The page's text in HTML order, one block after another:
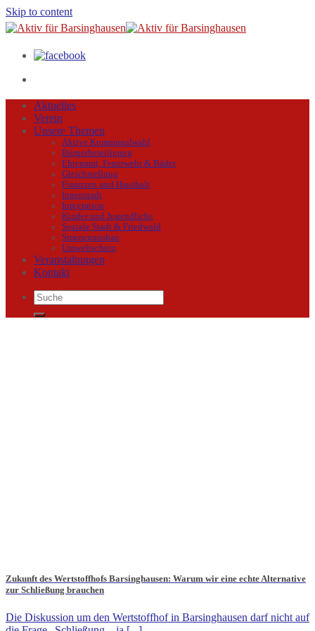
Skip to content
Aktuelles
Verein
Unsere Themen
Aktive Kommunalwahl
Bürgerbeteiligung
Ehrenamt, Feuerwehr & Bäder
Gleichstellung
Finanzen und Haushalt
Innenstadt
Integration
Kinder und Jugendliche
Soziale Stadt & Friedwald
Strassenausbau
Umweltschutz
Veranstaltungen
Kontakt
Zukunft des Wertstoffhofs Barsinghausen: Warum wir eine echte Alternative
zur Schließung brauchen
Die Diskussion um den Wertstoffhof in Barsinghausen darf nicht auf